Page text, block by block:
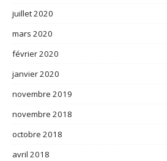
juillet 2020
mars 2020
février 2020
janvier 2020
novembre 2019
novembre 2018
octobre 2018
avril 2018